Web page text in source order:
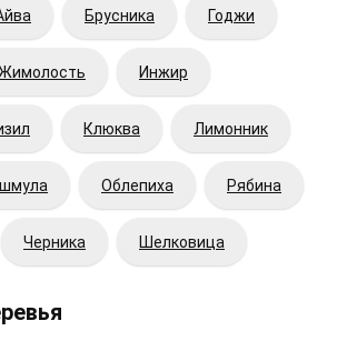
Брусника Годжи
Инжир
Клюква Лимонник
Облепиха Рябина
Черника Шелковица